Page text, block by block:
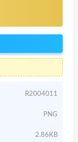
R2004011
PNG
2.86KB